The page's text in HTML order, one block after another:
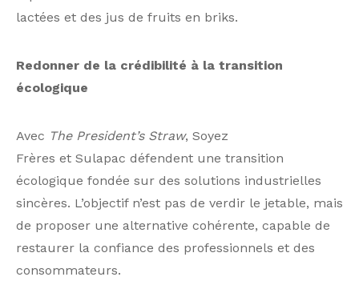
lactées et des jus de fruits en briks.
Redonner de la crédibilité à la transition
écologique
Avec The President’s Straw, Soyez
Frères et Sulapac défendent une transition
écologique fondée sur des solutions industrielles
sincères. L’objectif n’est pas de verdir le jetable, mais
de proposer une alternative cohérente, capable de
restaurer la confiance des professionnels et des
consommateurs.